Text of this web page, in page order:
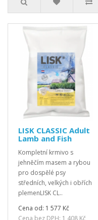
LISK CLASSIC Adult
Lamb and Fish
Kompletní krmivo s
jehněčím masem a rybou
pro dospělé psy
středních, velkých i obřích
plemenLISK CL..
Cena od: 1 577 Kč